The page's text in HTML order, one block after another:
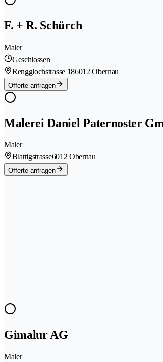
F. + R. Schürch
Maler
Geschlossen
Rengglochstrasse 186012 Obernau
Offerte anfragen
Malerei Daniel Paternoster
Maler
Blattigstrasse6012 Obernau
Offerte anfragen
Gimalur AG
Maler